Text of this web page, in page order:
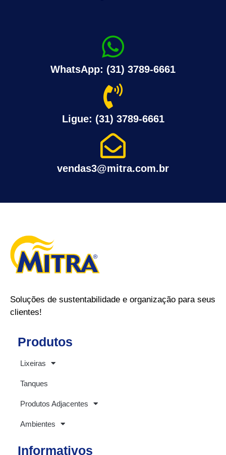
WhatsApp: (31) 3789-6661
Ligue: (31) 3789-6661
vendas3@mitra.com.br
Soluções de sustentabilidade e organização para seus
clientes!
Produtos
Lixeiras
Tanques
Produtos Adjacentes
Ambientes
Informativos